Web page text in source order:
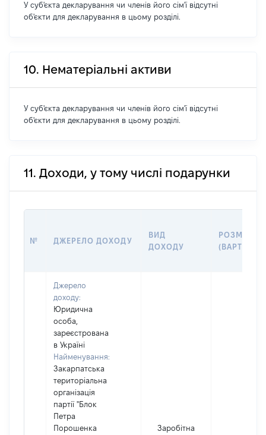
У суб'єкта декларування чи членів його сім'ї відсутні
об'єкти для декларування в цьому розділі.
10. Нематеріальні активи
У суб'єкта декларування чи членів його сім'ї відсутні
об'єкти для декларування в цьому розділі.
11. Доходи, у тому числі подарунки
№ ДЖЕРЕЛО ДОХОДУ
ВИД
ДОХОДУ
РОЗМІР
(ВАРТІСТЬ)
Джерело
доходу:
Юридична
особа,
зареєстрована
в Україні
Найменування:
Закарпатська
територіальна
організація
партії "Блок
Петра
Порошенка
Заробітна